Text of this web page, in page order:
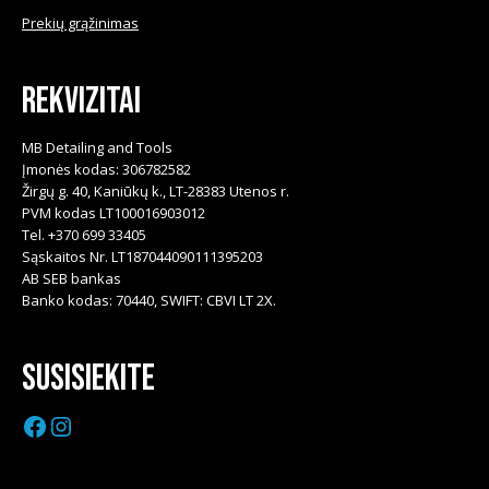
Prekių grąžinimas
Rekvizitai
MB Detailing and Tools
Įmonės kodas: 306782582
Žirgų g. 40, Kaniūkų k., LT-28383 Utenos r.
PVM kodas LT100016903012
Tel. +370 699 33405
Sąskaitos Nr. LT187044090111395203
AB SEB bankas
Banko kodas: 70440, SWIFT: CBVI LT 2X.
Susisiekite
Facebook
Instagram